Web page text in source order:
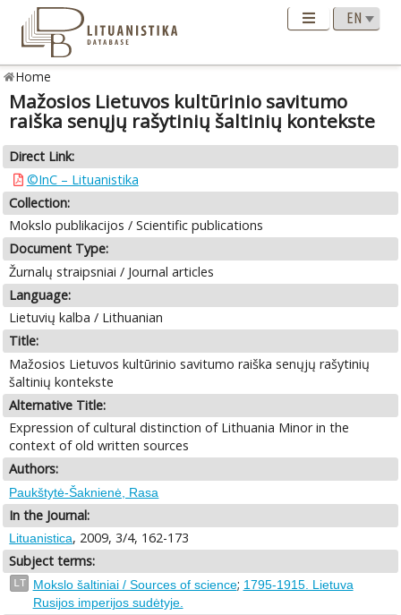
Home
Mažosios Lietuvos kultūrinio savitumo
raiška senųjų rašytinių šaltinių kontekste
Direct Link:
©InC – Lituanistika
Collection:
Mokslo publikacijos / Scientific publications
Document Type:
Žurnalų straipsniai / Journal articles
Language:
Lietuvių kalba / Lithuanian
Title:
Mažosios Lietuvos kultūrinio savitumo raiška senųjų rašytinių
šaltinių kontekste
Alternative Title:
Expression of cultural distinction of Lithuania Minor in the
context of old written sources
Authors:
Paukštytė-Šaknienė, Rasa
In the Journal:
Lituanistica, 2009, 3/4, 162-173
Subject terms:
LT Mokslo šaltiniai / Sources of science; 1795-1915. Lietuva
Rusijos imperijos sudėtyje.